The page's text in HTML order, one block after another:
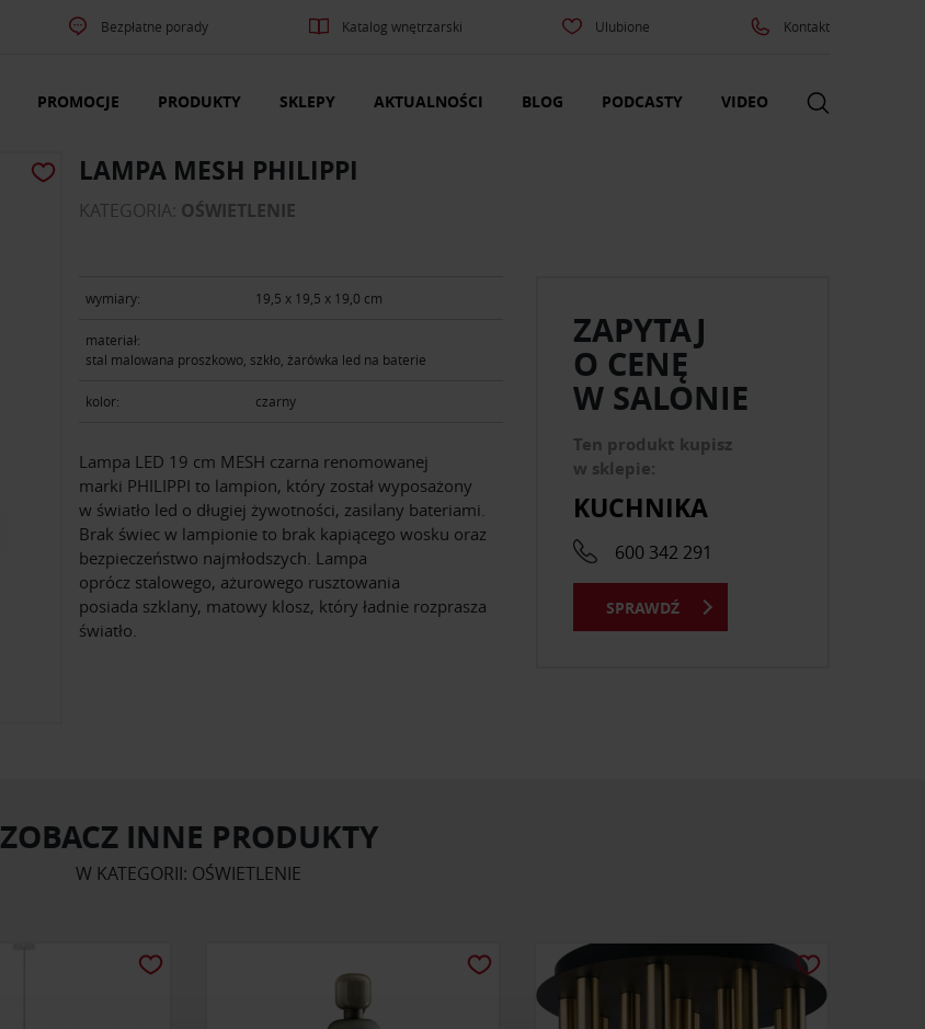
Bezpłatne porady Katalog wnętrzarski Ulubione Kontakt
PROMOCJE PRODUKTY SKLEPY AKTUALNOŚCI BLOG PODCASTY VIDEO
LAMPA MESH PHILIPPI
KATEGORIA: OŚWIETLENIE
wymiary: 19,5 x 19,5 x 19,0 cm
materiał:
stal malowana proszkowo, szkło, żarówka led na baterie
kolor: czarny
Lampa LED 19 cm MESH czarna renomowanej
marki PHILIPPI to lampion, który został wyposażony
w światło led o długiej żywotności, zasilany bateriami.
Brak świec w lampionie to brak kapiącego wosku oraz
bezpieczeństwo najmłodszych. Lampa
oprócz stalowego, ażurowego rusztowania
posiada szklany, matowy klosz, który ładnie rozprasza
światło.
ZAPYTAJ
O CENĘ
W SALONIE
Ten produkt kupisz
w sklepie:
KUCHNIKA
600 342 291
SPRAWDŹ
ZOBACZ INNE PRODUKTY
W KATEGORII: OŚWIETLENIE